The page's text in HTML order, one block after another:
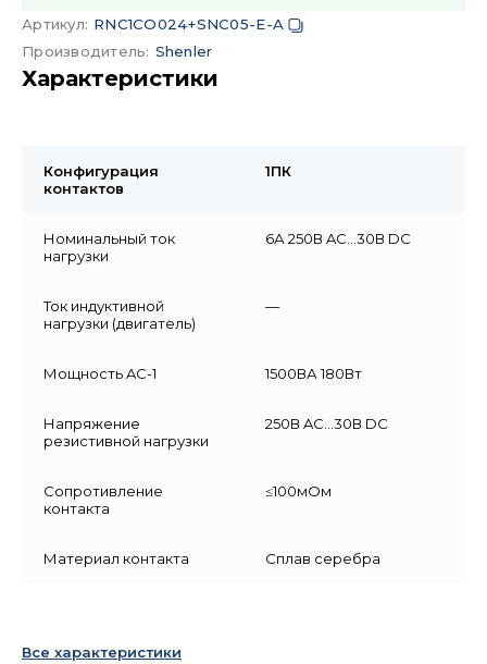
Артикул: RNC1CO024+SNC05-E-A
Производитель: Shenler
Характеристики
Конфигурация
контактов
1ПК
Номинальный ток
нагрузки
6А 250В AC…30В DC
Ток индуктивной
нагрузки (двигатель)
—
Мощность AC-1 1500ВА 180Вт
Напряжение
резистивной нагрузки
250В AC…30В DC
Сопротивление
контакта
≤100мОм
Материал контакта Сплав серебра
Все характеристики